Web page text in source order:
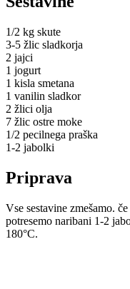
1/2 kg skute
3-5 žlic sladkorja
2 jajci
1 jogurt
1 kisla smetana
1 vanilin sladkor
2 žlici olja
7 žlic ostre moke
1/2 pecilnega praška
1-2 jabolki
Priprava
Vse sestavine zmešamo.
potresemo naribani 1-2
180°C.